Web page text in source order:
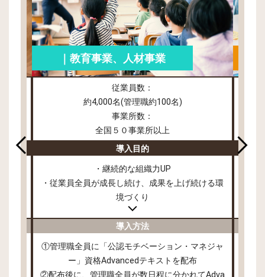
｜教育事業、人材事業
従業員数：
約4,000名(管理職約100名)
事業所数：
全国５０事業所以上
導入目的
・継続的な組織力UP
・従業員全員が成長し続け、成果を上げ続ける環
境づくり
導入方法
①管理職全員に「公認モチベーション・マネジャ
ー」資格Advancedテキストを配布
②配布後に、管理職全員が数日程に分かれてAdva